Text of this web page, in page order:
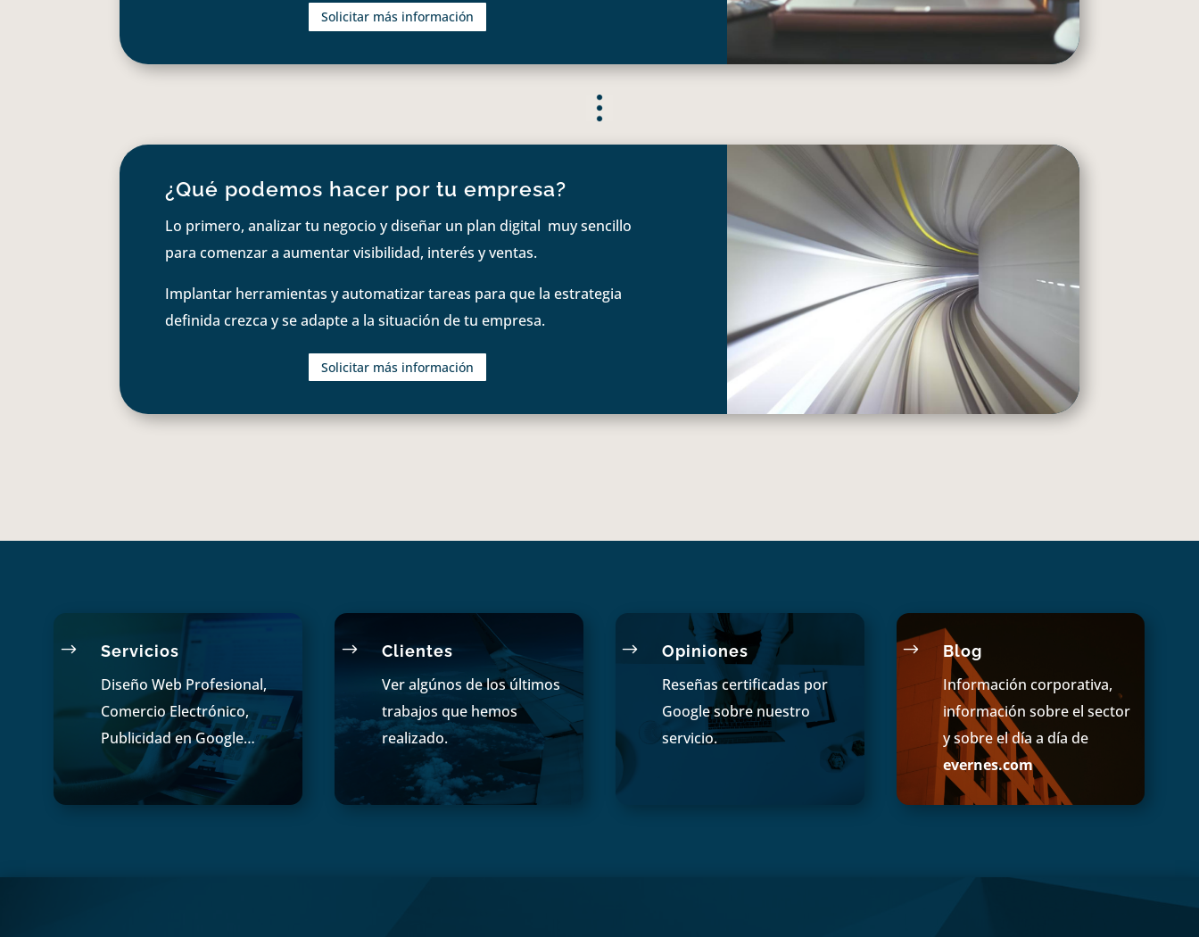
Solicitar más información
¿Qué podemos hacer por tu empresa?
Lo primero, analizar tu negocio y diseñar un plan digital muy sencillo
para comenzar a aumentar visibilidad, interés y ventas.
Implantar herramientas y automatizar tareas para que la estrategia
definida crezca y se adapte a la situación de tu empresa.
Solicitar más información
$ Servicios
Diseño Web Profesional,
Comercio Electrónico,
Publicidad en Google…
$ Clientes
Ver algúnos de los últimos
trabajos que hemos
realizado.
$ Opiniones
Reseñas certificadas por
Google sobre nuestro
servicio.
$ Blog
Información corporativa,
información sobre el sector
y sobre el día a día de
evernes.com